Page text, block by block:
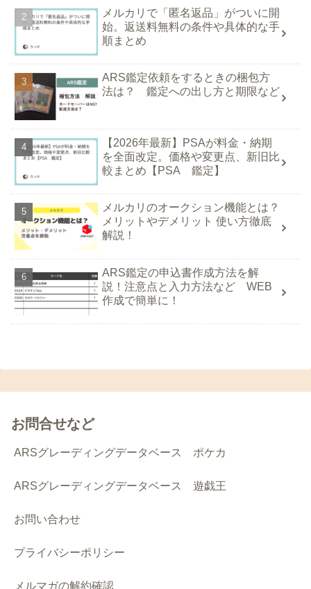
メルカリで「匿名返品」がついに開
始。返送料無料の条件や具体的な手
順まとめ
ARS鑑定依頼をするときの梱包方
法は？ 鑑定への出し方と期限など
【2026年最新】PSAが料金・納期
を全面改定。価格や変更点、新旧比
較まとめ【PSA 鑑定】
メルカリのオークション機能とは？
メリットやデメリット 使い方徹底
解説！
ARS鑑定の申込書作成方法を解
説！注意点と入力方法など WEB
作成で簡単に！
お問合せなど
ARSグレーディングデータベース ポケカ
ARSグレーディングデータベース 遊戯王
お問い合わせ
プライバシーポリシー
メルマガの解約確認